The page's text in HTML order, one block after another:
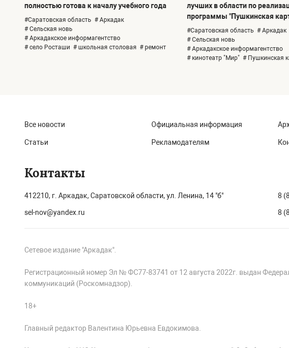
полностью готова к началу учебного года
#Саратовская область # Аркадак
# Сельская новь
# Аркадакское информагентство
# село Росташи # школьная столовая # ремонт
лучших в области по
программы "Пушкинская
#Саратовская область # Аркадак
# Сельская новь
# Аркадакское информагентство
# кинотеатр "Мир" # Пушкинская
Все новости
Статьи
Официальная информация
Рекламодателям
Контакты
412210, г. Аркадак, Саратовской области, ул. Ленина, 14 "б"
sel-nov@yandex.ru
8
8
Сетевое издание "Аркадак".
Регистрационный номер Эл № ФС77-83741 от 12 августа 2022г. выдан
коммуникаций (Роскомнадзор).
18+
Главный редактор Валентина Юрьевна Евдокимова.